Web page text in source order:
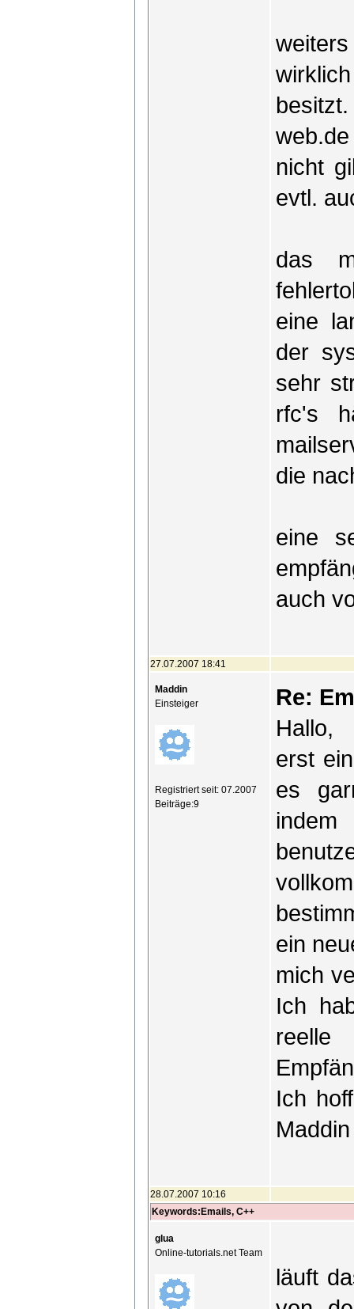
nicht
evtl.
das
eine
der
sehr
rfc's
die
eine
auch
27.07.2007 18:41
Maddin
Einsteiger
Registriert seit: 07.2007
Beiträge:9
Re:
Hallo,
erst
es
ein
mich
Ich
reelle
Ich
Maddin
28.07.2007 10:16
Keywords:Emails, C++
glua
Online-tutorials.net Team
läuft